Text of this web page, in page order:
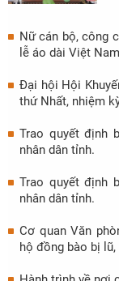
Nữ cán bộ, công
lễ áo dài Việt
Đại hội Hội
thứ Nhất, nhiệm
Trao quyết định
nhân dân tỉnh.
Trao quyết định
nhân dân tỉnh.
Cơ quan Văn
hộ đồng bào bị